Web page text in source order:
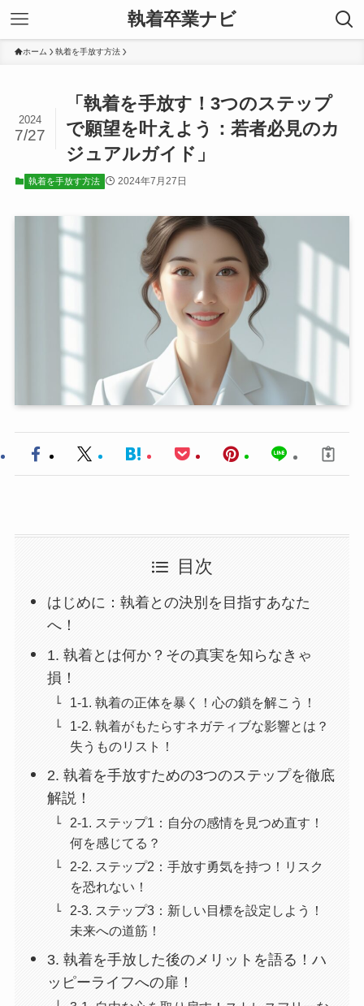
執着卒業ナビ
ホーム 執着を手放す方法
「執着を手放す！3つのステップ
で願望を叶えよう：若者必見のカ
ジュアルガイド」
2024
7/27
執着を手放す方法 2024年7月27日
目次
はじめに：執着との決別を目指すあなた
へ！
1. 執着とは何か？その真実を知らなきゃ
損！
1-1. 執着の正体を暴く！心の鎖を解こう！
1-2. 執着がもたらすネガティブな影響とは？
失うものリスト！
2. 執着を手放すための3つのステップを徹底
解説！
2-1. ステップ1：自分の感情を見つめ直す！
何を感じてる？
2-2. ステップ2：手放す勇気を持つ！リスク
を恐れない！
2-3. ステップ3：新しい目標を設定しよう！
未来への道筋！
3. 執着を手放した後のメリットを語る！ハ
ッピーライフへの扉！